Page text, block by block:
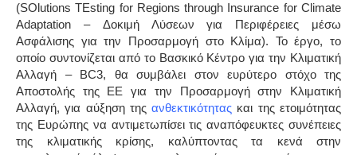
(SOlutions TEsting for Regions through Insurance for Climate
Adaptation – Δοκιμή Λύσεων για Περιφέρειες μέσω
Ασφάλισης για την Προσαρμογή στο Κλίμα). Το έργο, το
οποίο συντονίζεται από το Βασκικό Κέντρο για την Κλιματική
Αλλαγή – BC3, θα συμβάλει στον ευρύτερο στόχο της
Αποστολής της ΕΕ για την Προσαρμογή στην Κλιματική
Αλλαγή, για αύξηση τηςανθεκτικότητας και της ετοιμότητας
της Ευρώπης να αντιμετωπίσει τις αναπόφευκτες συνέπειες
της κλιματικής κρίσης, καλύπτοντας τα κενά στην